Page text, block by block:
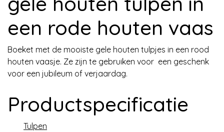
een rode houten vaas
Boeket met de mooiste gele houten tulpjes in een rood
houten vaasje. Ze zijn te gebruiken voor een geschenk
voor een jubileum of verjaardag.
Productspecificatie
Tulpen